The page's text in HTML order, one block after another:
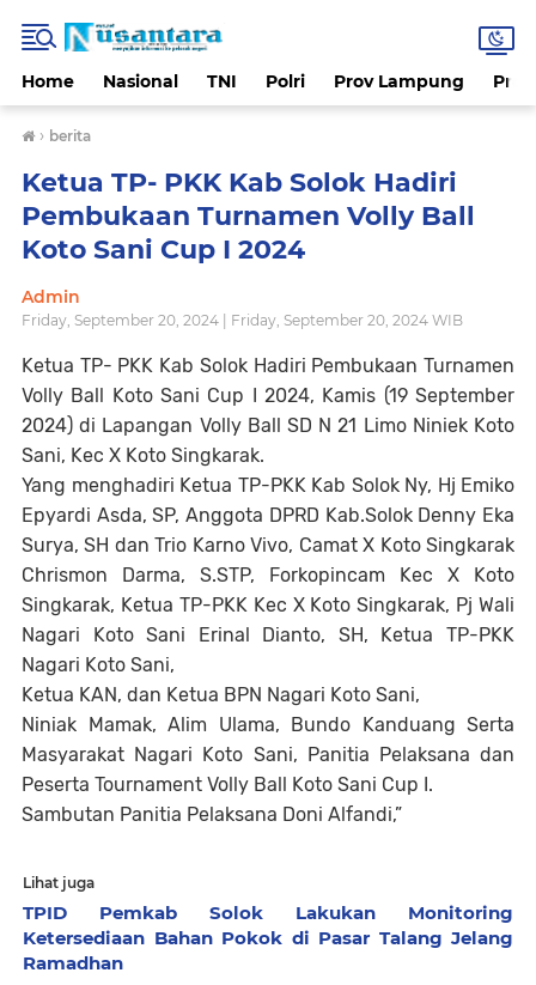
Home Nasional TNI Polri Prov Lampung
› berita
Ketua TP- PKK Kab Solok Hadiri
Pembukaan Turnamen Volly Ball
Koto Sani Cup I 2024
Admin
Friday, September 20, 2024 | Friday, September 20, 2024 WIB
Ketua TP- PKK Kab Solok Hadiri Pembukaan Turnamen
Volly Ball Koto Sani Cup I 2024, Kamis (19 September
2024) di Lapangan Volly Ball SD N 21 Limo Niniek Koto
Sani, Kec X Koto Singkarak.
Yang menghadiri Ketua TP-PKK Kab Solok Ny, Hj Emiko
Epyardi Asda, SP, Anggota DPRD Kab.Solok Denny Eka
Surya, SH dan Trio Karno Vivo, Camat X Koto Singkarak
Chrismon Darma, S.STP, Forkopincam Kec X Koto
Singkarak, Ketua TP-PKK Kec X Koto Singkarak, Pj Wali
Nagari Koto Sani Erinal Dianto, SH, Ketua TP-PKK
Nagari Koto Sani,
Ketua KAN, dan Ketua BPN Nagari Koto Sani,
Niniak Mamak, Alim Ulama, Bundo Kanduang Serta
Masyarakat Nagari Koto Sani, Panitia Pelaksana dan
Peserta Tournament Volly Ball Koto Sani Cup I.
Sambutan Panitia Pelaksana Doni Alfandi,”
Lihat juga
TPID Pemkab Solok Lakukan Monitoring
Ketersediaan Bahan Pokok di Pasar Talang Jelang
Ramadhan